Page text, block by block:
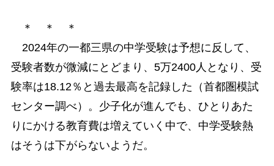
＊ ＊ ＊
2024年の一都三県の中学受験は予想に反して、
受験者数が微減にとどまり、5万2400人となり、受
験率は18.12％と過去最高を記録した（首都圏模試
センター調べ）。少子化が進んでも、ひとりあた
りにかける教育費は増えていく中で、中学受験熱
はそうは下がらないようだ。